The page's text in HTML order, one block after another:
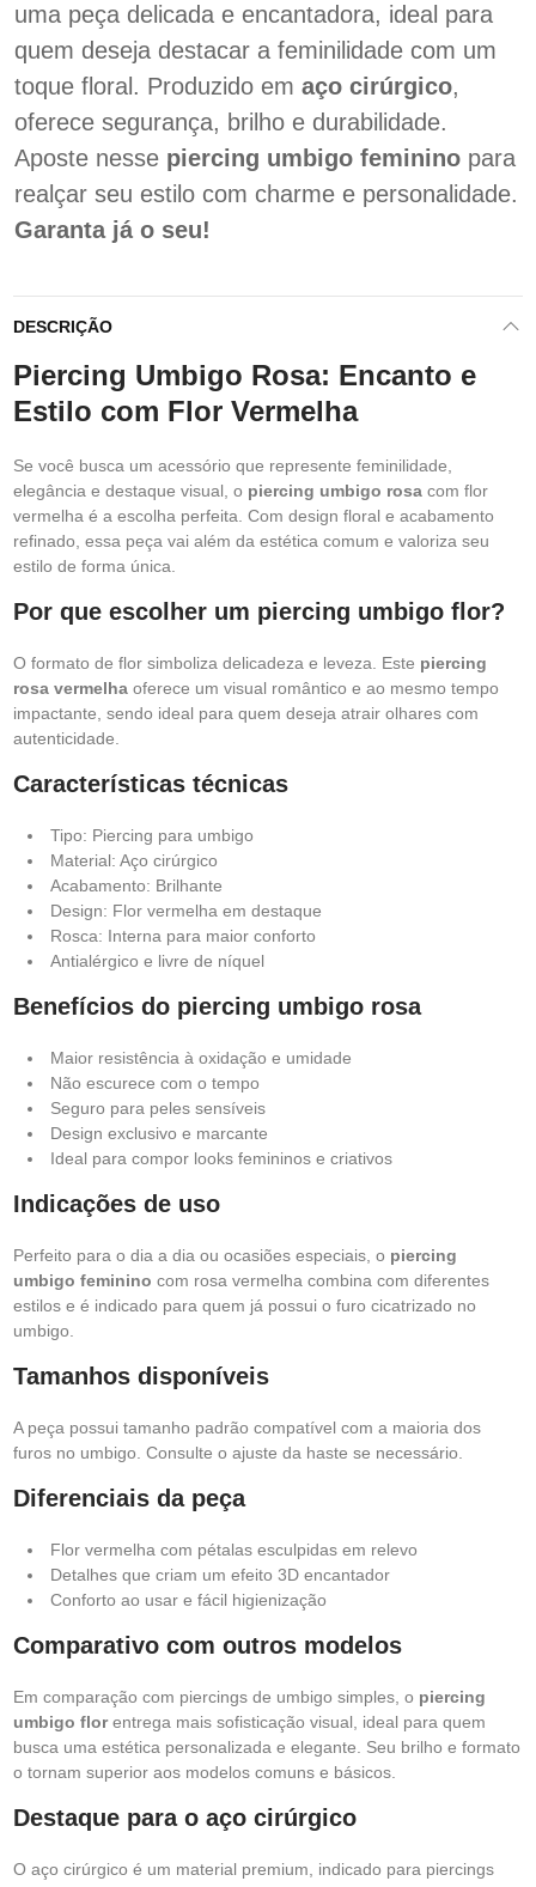
uma peça delicada e encantadora, ideal para
quem deseja destacar a feminilidade com um
toque floral. Produzido em aço cirúrgico,
oferece segurança, brilho e durabilidade.
Aposte nesse piercing umbigo feminino para
realçar seu estilo com charme e personalidade.
Garanta já o seu!
DESCRIÇÃO
Piercing Umbigo Rosa: Encanto e
Estilo com Flor Vermelha
Se você busca um acessório que represente feminilidade,
elegância e destaque visual, o piercing umbigo rosa com flor
vermelha é a escolha perfeita. Com design floral e acabamento
refinado, essa peça vai além da estética comum e valoriza seu
estilo de forma única.
Por que escolher um piercing umbigo flor?
O formato de flor simboliza delicadeza e leveza. Este piercing
rosa vermelha oferece um visual romântico e ao mesmo tempo
impactante, sendo ideal para quem deseja atrair olhares com
autenticidade.
Características técnicas
Tipo: Piercing para umbigo
Material: Aço cirúrgico
Acabamento: Brilhante
Design: Flor vermelha em destaque
Rosca: Interna para maior conforto
Antialérgico e livre de níquel
Benefícios do piercing umbigo rosa
Maior resistência à oxidação e umidade
Não escurece com o tempo
Seguro para peles sensíveis
Design exclusivo e marcante
Ideal para compor looks femininos e criativos
Indicações de uso
Perfeito para o dia a dia ou ocasiões especiais, o piercing
umbigo feminino com rosa vermelha combina com diferentes
estilos e é indicado para quem já possui o furo cicatrizado no
umbigo.
Tamanhos disponíveis
A peça possui tamanho padrão compatível com a maioria dos
furos no umbigo. Consulte o ajuste da haste se necessário.
Diferenciais da peça
Flor vermelha com pétalas esculpidas em relevo
Detalhes que criam um efeito 3D encantador
Conforto ao usar e fácil higienização
Comparativo com outros modelos
Em comparação com piercings de umbigo simples, o piercing
umbigo florentrega mais sofisticação visual, ideal para quem
busca uma estética personalizada e elegante. Seu brilho e formato
o tornam superior aos modelos comuns e básicos.
Destaque para o aço cirúrgico
O aço cirúrgico é um material premium, indicado para piercings